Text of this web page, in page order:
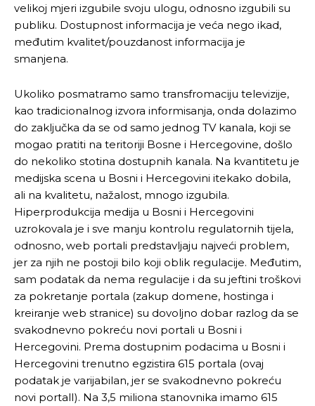
velikoj mjeri izgubile svoju ulogu, odnosno izgubili su
publiku. Dostupnost informacija je veća nego ikad,
međutim kvalitet/pouzdanost informacija je
smanjena.
Ukoliko posmatramo samo transfromaciju televizije,
kao tradicionalnog izvora informisanja, onda dolazimo
do zaključka da se od samo jednog TV kanala, koji se
mogao pratiti na teritoriji Bosne i Hercegovine, došlo
do nekoliko stotina dostupnih kanala. Na kvantitetu je
medijska scena u Bosni i Hercegovini itekako dobila,
ali na kvalitetu, nažalost, mnogo izgubila.
Hiperprodukcija medija u Bosni i Hercegovini
uzrokovala je i sve manju kontrolu regulatornih tijela,
odnosno, web portali predstavljaju najveći problem,
jer za njih ne postoji bilo koji oblik regulacije. Međutim,
sam podatak da nema regulacije i da su jeftini troškovi
za pokretanje portala (zakup domene, hostinga i
kreiranje web stranice) su dovoljno dobar razlog da se
svakodnevno pokreću novi portali u Bosni i
Hercegovini. Prema dostupnim podacima u Bosni i
Hercegovini trenutno egzistira 615 portala (ovaj
podatak je varijabilan, jer se svakodnevno pokreću
novi portalI). Na 3,5 miliona stanovnika imamo 615